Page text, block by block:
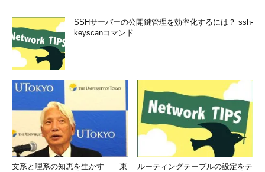
Cygwinの起動とbashの設定
CygwinをインストールしたユーザーがそのままCygwinを起動
するときは、特別な設定は不要です。デスクトップに作成された
Cygwinアイコンをダブルクリックすると、Cygwinが起動しま
す。
通常のLinuxの場合は、ユーザーアカウントを入力するログイ
ン画面になりますが、Cygwinでは起動するとログインしてbash
のプロンプトが表示された状態になります。すでにWindows
2000のログオン名（編注
）で、Cygwin上のホームディレクトリ
（/home/ログオン名）も作成されています。
SSHサーバーの公開鍵管理を効率化するには？ ssh-
keyscanコマンド
文系と理系の知恵を生かす――東
ルーティングテーブルの設定をテ